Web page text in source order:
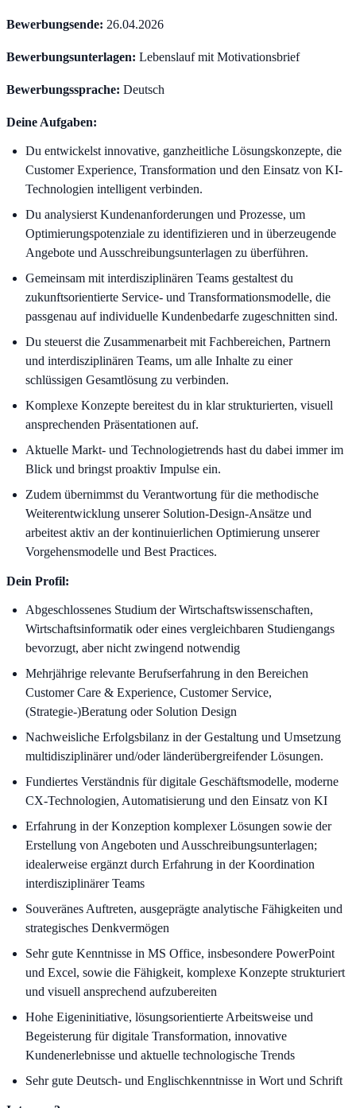
Bewerbungsende: 26.04.2026
Bewerbungsunterlagen: Lebenslauf mit Motivationsbrief
Bewerbungssprache: Deutsch
Deine Aufgaben:
Du entwickelst innovative, ganzheitliche Lösungskonzepte, die
Customer Experience, Transformation und den Einsatz von KI-
Technologien intelligent verbinden.
Du analysierst Kundenanforderungen und Prozesse, um
Optimierungspotenziale zu identifizieren und in überzeugende
Angebote und Ausschreibungsunterlagen zu überführen.
Gemeinsam mit interdisziplinären Teams gestaltest du
zukunftsorientierte Service- und Transformationsmodelle, die
passgenau auf individuelle Kundenbedarfe zugeschnitten sind.
Du steuerst die Zusammenarbeit mit Fachbereichen, Partnern
und interdisziplinären Teams, um alle Inhalte zu einer
schlüssigen Gesamtlösung zu verbinden.
Komplexe Konzepte bereitest du in klar strukturierten, visuell
ansprechenden Präsentationen auf.
Aktuelle Markt- und Technologietrends hast du dabei immer im
Blick und bringst proaktiv Impulse ein.
Zudem übernimmst du Verantwortung für die methodische
Weiterentwicklung unserer Solution-Design-Ansätze und
arbeitest aktiv an der kontinuierlichen Optimierung unserer
Vorgehensmodelle und Best Practices.
Dein Profil:
Abgeschlossenes Studium der Wirtschaftswissenschaften,
Wirtschaftsinformatik oder eines vergleichbaren Studiengangs
bevorzugt, aber nicht zwingend notwendig
Mehrjährige relevante Berufserfahrung in den Bereichen
Customer Care & Experience, Customer Service,
(Strategie-)Beratung oder Solution Design
Nachweisliche Erfolgsbilanz in der Gestaltung und Umsetzung
multidisziplinärer und/oder länderübergreifender Lösungen.
Fundiertes Verständnis für digitale Geschäftsmodelle, moderne
CX-Technologien, Automatisierung und den Einsatz von KI
Erfahrung in der Konzeption komplexer Lösungen sowie der
Erstellung von Angeboten und Ausschreibungsunterlagen;
idealerweise ergänzt durch Erfahrung in der Koordination
interdisziplinärer Teams
Souveränes Auftreten, ausgeprägte analytische Fähigkeiten und
strategisches Denkvermögen
Sehr gute Kenntnisse in MS Office, insbesondere PowerPoint
und Excel, sowie die Fähigkeit, komplexe Konzepte strukturiert
und visuell ansprechend aufzubereiten
Hohe Eigeninitiative, lösungsorientierte Arbeitsweise und
Begeisterung für digitale Transformation, innovative
Kundenerlebnisse und aktuelle technologische Trends
Sehr gute Deutsch- und Englischkenntnisse in Wort und Schrift